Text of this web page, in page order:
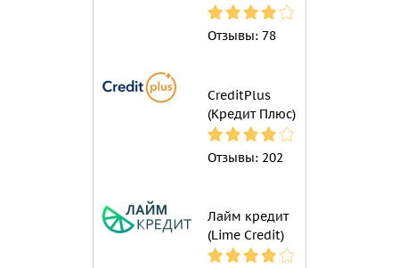
Отзывы: 78
CreditPlus
(Кредит Плюс)
Отзывы: 202
Лайм кредит
(Lime Credit)